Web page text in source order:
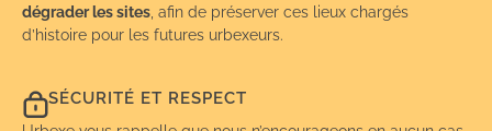
dégrader les sites , afin de préserver ces lieux chargés
d’histoire pour les futures urbexeurs.
SÉCURITÉ ET RESPECT